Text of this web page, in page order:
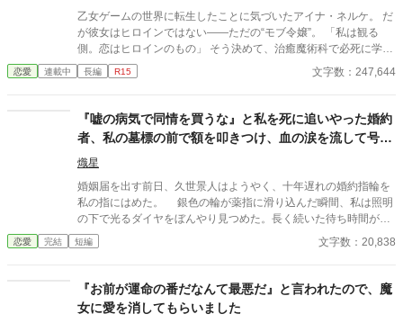
乙女ゲームの世界に転生したことに気づいたアイナ・ネルケ。 だ
が彼女はヒロインではない――ただの“モブ令嬢”。 「私は観る
側。恋はヒロインのもの」 そう決めて、治癒魔術科で必死に学
び、気合いと根性で仲間を癒し続けていた。 筋肉とビンタと回復
の日々。 それなのに―― 「大丈夫だ。俺が必ず君を守る」 野外
治癒と共に魂に触れた瞬間から、世界が静かに変わり始める。 幼
馴染ヴィルの揺れる視線。 家族の温かな歓迎。 辺境伯領と学園と
いう“日常の戦場”。 「……好き」 「これは恋だ。もう、モブでは
いたくない」 守られるだけの存在ではなく、選ばれる覚悟を決め
たモブ令嬢と、 現実しか知らない騎士の、静かで激しい溺愛の始
まり。 これは―― モブでいたはずの私が、ただひとりに溺愛され
るまでの物語。 ※溺愛表現は後半からです。のんびり更新しま
す。 ※作者の好みにより筋肉と気合い…ヤンデレ落ち掛けが踊り
ながらやって来ます。 ※これは恋愛ファンタジーです。ヒロイン
でUPしてます。
恋愛 連載中 長編 R15 文字数：247,644
『嘘の病気で同情を買うな』と私を死に追いやった婚約
者、私の墓標の前で額を叩きつけ、血の涙を流して号泣
する大破滅！
熾星
婚姻届を出す前日、久世景人はようやく、十年遅れの婚約指輪を
私の指にはめた。 銀色の輪が薬指に滑り込んだ瞬間、私は照明
の下で光るダイヤをぼんやり見つめた。長く続いた待ち時間が、
やっと終わったような気がした。けれど次の瞬間、彼は私の手を
見下ろし、まるで似合わない品物を評するように静かな声で言っ
を失った。 景人はそのまま私の指先を取ると、さっきはめたば
かりの指輪を抜き取った。十年待ち続けた指輪は、彼の手のひら
の上で冷たく光っていた。 「この指輪、瑠奈の手にあったほうが
恋愛 完結 短編 文字数：20,838
『お前が運命の番だなんて最悪だ』と言われたので、魔
女に愛を消してもらいました